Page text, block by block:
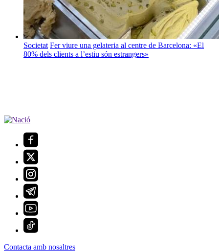
Societat Fer viure una gelateria al centre de Barcelona: «El
80% dels clients a l’estiu són estrangers»
Contacta amb nosaltres